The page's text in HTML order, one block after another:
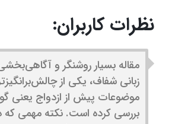
نظرات کاربران:
مقاله بسیار روشنگر و
زبانی شفاف، یکی از
موضوعات پیش از ازدواج یعنی
بررسی کرده است. نکته مهمی